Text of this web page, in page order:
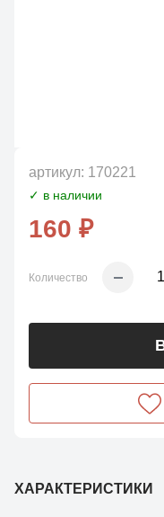
ХАРАКТЕРИСТИКИ
артикул: 170221
✓ в наличии
160 ₽
Количество